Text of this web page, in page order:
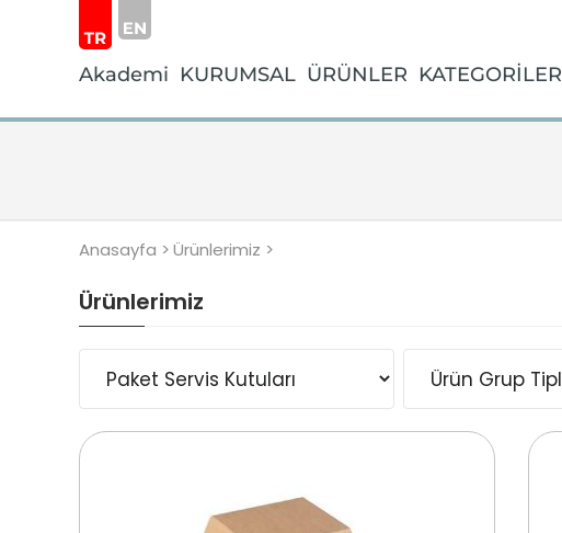
Akademi KURUMSAL ÜRÜNLER KATEGORİLER
Anasayfa >Ürünlerimiz >
Ürünlerimiz